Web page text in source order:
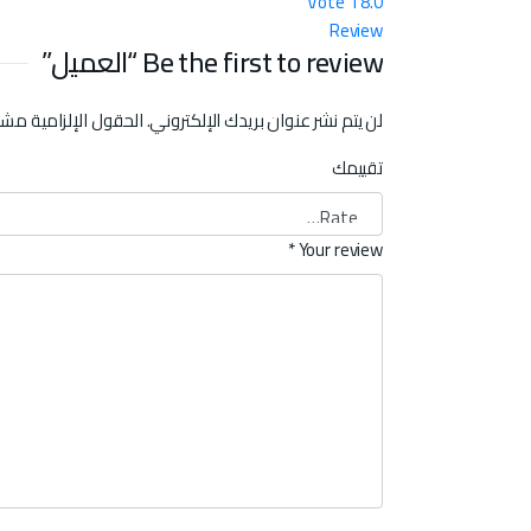
Review
Be the first to review “العميل”
لن يتم نشر عنوان بريدك الإلكتروني.الحقول الإلزامية
تقييمك
Your review
*